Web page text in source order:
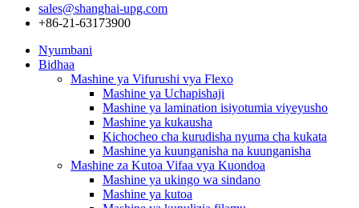
sales@shanghai-upg.com
+86-21-63173900
Nyumbani
Bidhaa
Mashine ya Vifurushi vya Flexo
Mashine ya Uchapishaji
Mashine ya lamination isiyotumia viyeyusho
Mashine ya kukausha
Kichocheo cha kurudisha nyuma cha kukata
Mashine ya kuunganisha na kuunganisha
Mashine za Kutoa Vifaa vya Kuondoa
Mashine ya ukingo wa sindano
Mashine ya kutoa